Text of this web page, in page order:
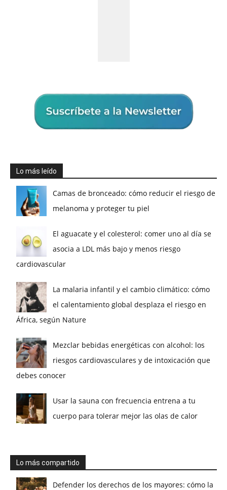
Lo más leído
Camas de bronceado: cómo reducir el riesgo de
melanoma y proteger tu piel
El aguacate y el colesterol: comer uno al día se
asocia a LDL más bajo y menos riesgo
cardiovascular
La malaria infantil y el cambio climático: cómo
el calentamiento global desplaza el riesgo en
África, según Nature
Mezclar bebidas energéticas con alcohol: los
riesgos cardiovasculares y de intoxicación que
debes conocer
Usar la sauna con frecuencia entrena a tu
cuerpo para tolerar mejor las olas de calor
Lo más compartido
Defender los derechos de los mayores: cómo la